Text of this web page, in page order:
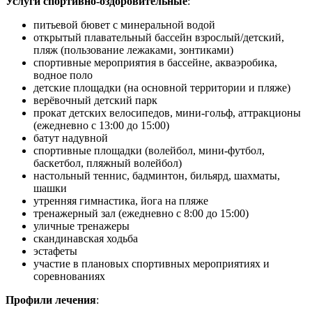
питьевой бювет с минеральной водой
открытый плавательный бассейн взрослый/детский,
пляж (пользование лежаками, зонтиками)
спортивные мероприятия в бассейне, акваэробика,
водное поло
детские площадки (на основной территории и пляже)
верёвочный детский парк
прокат детских велосипедов, мини-гольф, аттракционы
(ежедневно с 13:00 до 15:00)
батут надувной
спортивные площадки (волейбол, мини-футбол,
баскетбол, пляжный волейбол)
настольный теннис, бадминтон, бильярд, шахматы,
шашки
утренняя гимнастика, йога на пляже
тренажерный зал (ежедневно с 8:00 до 15:00)
уличные тренажеры
скандинавская ходьба
эстафеты
участие в плановых спортивных мероприятиях и
соревнованиях
Профили лечения: